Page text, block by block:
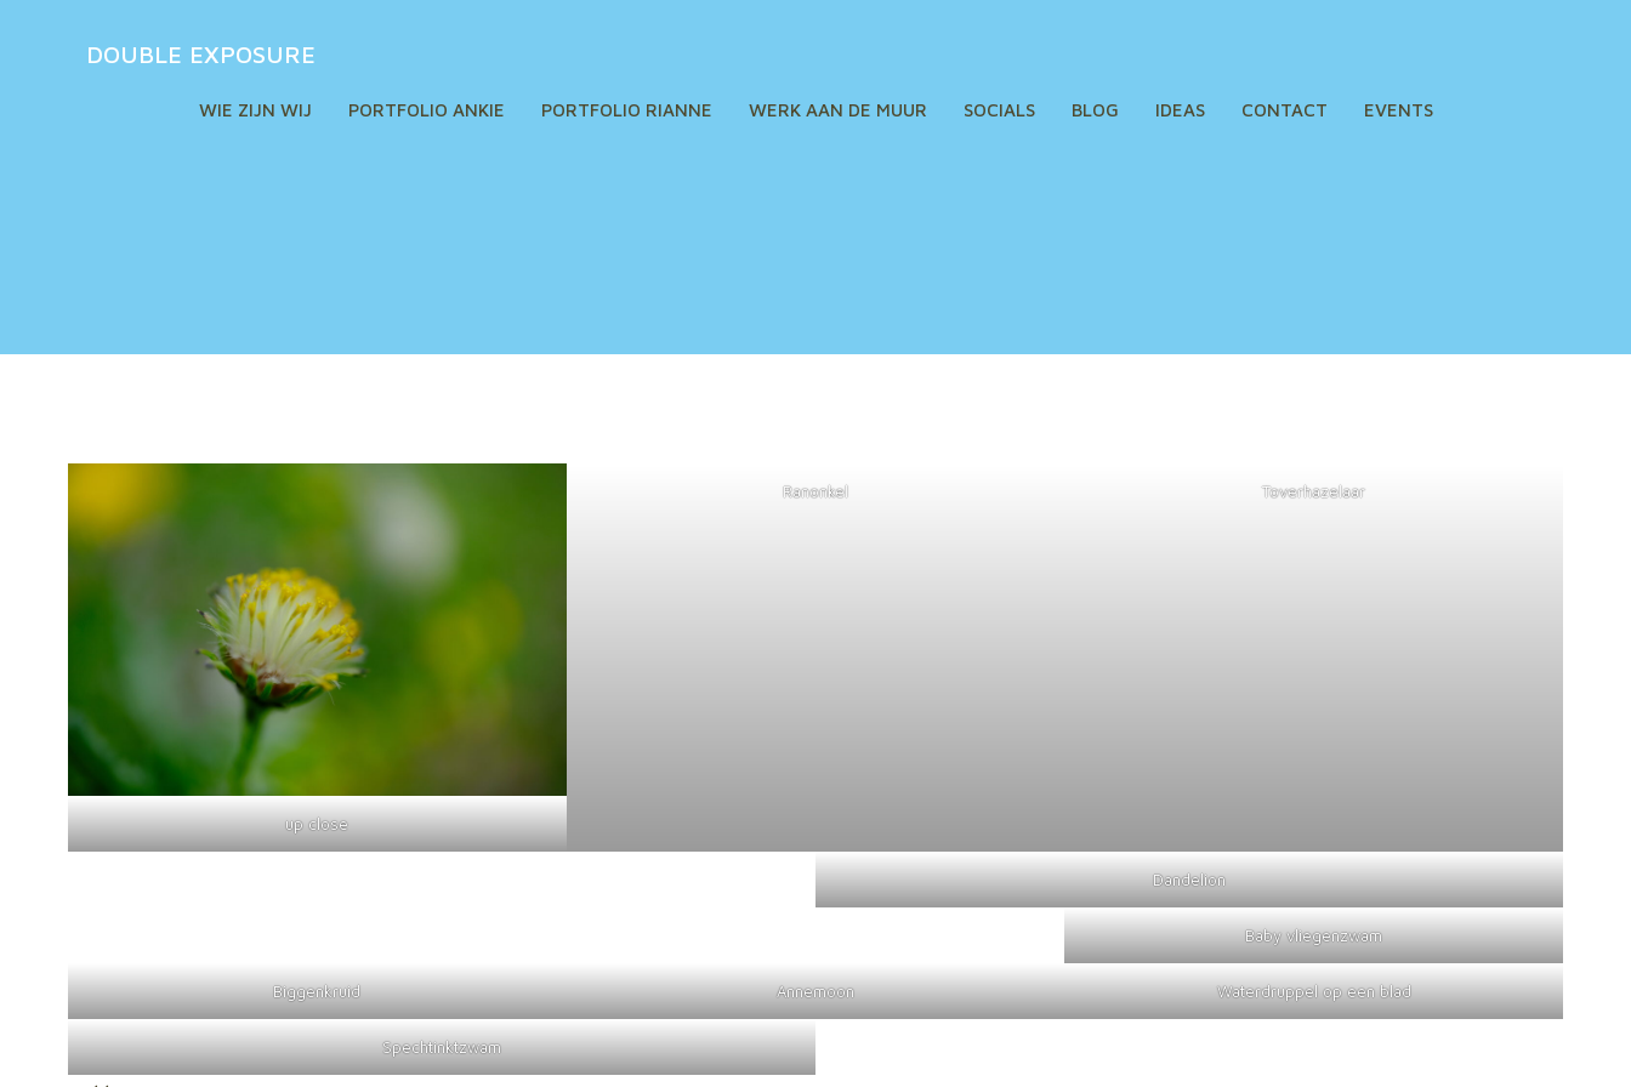
DOUBLE EXPOSURE
WIE ZIJN WIJ PORTFOLIO ANKIE PORTFOLIO RIANNE WERK AAN DE MUUR SOCIALS BLOG IDEAS CONTACT EVENTS
up close
Ranonkel Toverhazelaar
Dandelion
Baby vliegenzwam
Biggenkruid Annemoon Waterdruppel op een blad
Spechtinktzwam